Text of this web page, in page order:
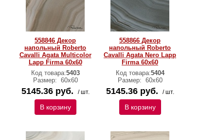
558846 Декор
напольный Roberto
Cavalli Agata Multicolor
Lapp Firma 60x60
Код товара:5403
Размер: 60х60
5145.36 руб. / шт.
В корзину
558866 Декор
напольный Roberto
Cavalli Agata Nero Lapp
Firma 60x60
Код товара:5404
Размер: 60х60
5145.36 руб. / шт.
В корзину